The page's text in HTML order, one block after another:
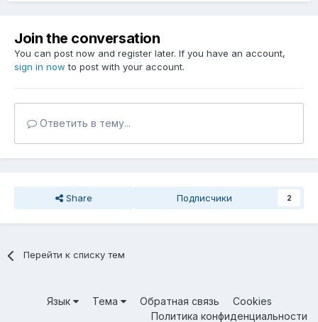
Join the conversation
You can post now and register later. If you have an account,
sign in now to post with your account.
Ответить в тему...
Share Подписчики 2
Перейти к списку тем
Язык Тема Обратная связь
Cookies
Политика конфиденциальности